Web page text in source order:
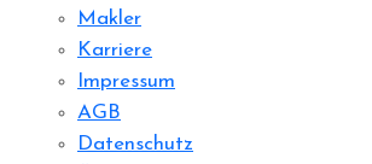
Makler
Karriere
Impressum
AGB
Datenschutz